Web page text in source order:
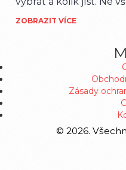
ZOBRAZIT VÍCE
Zásady
© 2026.